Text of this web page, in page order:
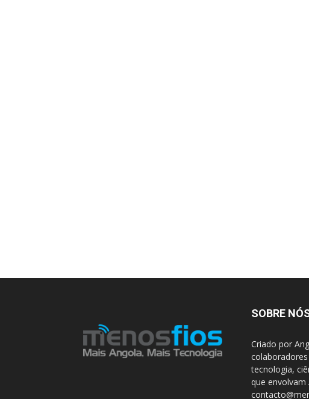
SOBRE
Criado por
tecnologia,
que envolvam